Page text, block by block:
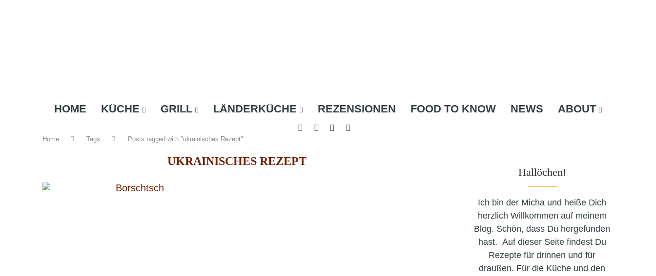
HOME KÜCHE GRILL LÄNDERKÜCHE REZENSIONEN FOOD TO KNOW NEWS ABOUT
Home Tags Posts tagged with "ukrainisches Rezept"
UKRAINISCHES REZEPT
Hallöchen!
Ich bin der Micha und heiße Dich
herzlich Willkommen auf meinem
Blog. Schön, dass Du hergefunden
hast. Auf dieser Seite findest Du
Rezepte für drinnen und für
draußen. Für die Küche und den